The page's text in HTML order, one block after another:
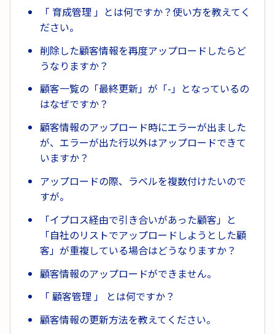
「 育成管理 」とは何ですか？使い方を教えてく
ださい。
削除した顧客情報を再度アップロードしたらど
うなりますか？
顧客一覧の「最終更新」が「-」となっているの
はなぜですか？
顧客情報のアップロード時にエラーが出ました
が、エラーが出た行以外はアップロードできて
いますか？
アップロードの際、ラベルを複数付けたいので
すが。
「イプロス経由で引き合いがあった顧客」と
「自社のリストでアップロードしようとした顧
客」が重複している場合はどうなりますか？
顧客情報のアップロードができません。
「 顧客管理 」 とは何ですか？
顧客情報の更新方法を教えてください。